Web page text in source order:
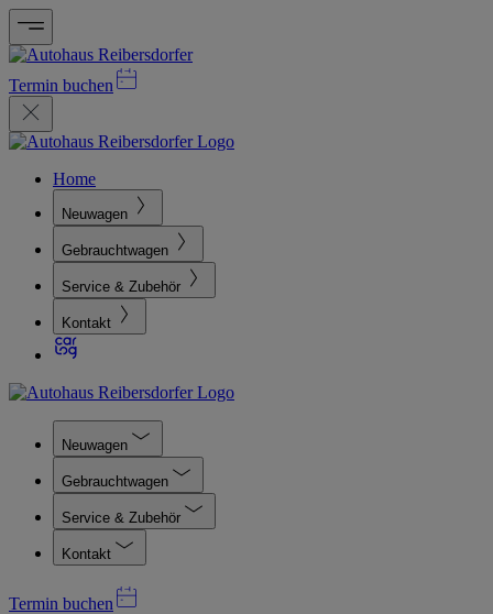
Termin buchen
Home
Neuwagen
Gebrauchtwagen
Service & Zubehör
Kontakt
Neuwagen
Gebrauchtwagen
Service & Zubehör
Kontakt
Termin buchen